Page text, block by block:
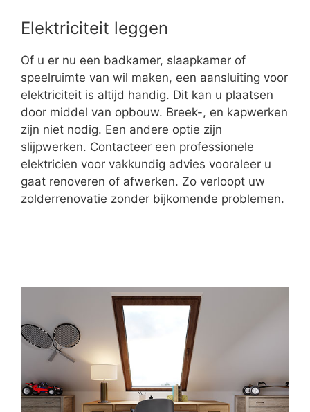
Elektriciteit leggen
Of u er nu een badkamer, slaapkamer of
speelruimte van wil maken, een aansluiting voor
elektriciteit is altijd handig. Dit kan u plaatsen
door middel van opbouw. Breek-, en kapwerken
zijn niet nodig. Een andere optie zijn
slijpwerken. Contacteer een professionele
elektricien voor vakkundig advies vooraleer u
gaat renoveren of afwerken. Zo verloopt uw
zolderrenovatie zonder bijkomende problemen.